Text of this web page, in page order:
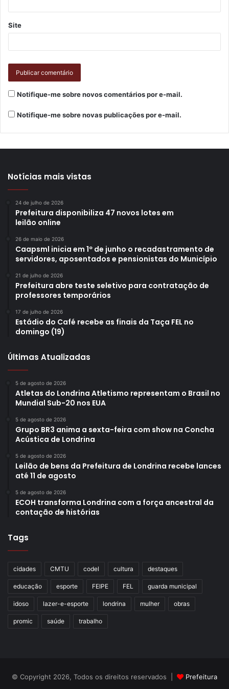
Divulgação
receber o festival em Londrina:
Amadeus da Paranaguá
Angeloni
Bodega da Faria Lima
Cão Veio
Distrito 43
Drop the Hop
Inebria
Joao da esquina
Lupulus
Maximo Villa
Mercado Guanabara
Pizza hut da Madre
Sabor e ar
Site
Notifique-me sobre novos comentários por e-mail.
Notifique-me sobre novas publicações por e-mail.
Notícias mais vistas
24 de julho de 2026
Prefeitura disponibiliza 47 novos lotes em
leilão online
26 de maio de 2026
Caapsml inicia em 1º de junho o recadastramento de
servidores, aposentados e pensionistas do Município
21 de julho de 2026
Prefeitura abre teste seletivo para contratação de
professores temporários
17 de julho de 2026
Estádio do Café recebe as finais da Taça FEL no
domingo (19)
Últimas Atualizadas
5 de agosto de 2026
Atletas do Londrina Atletismo representam o Brasil no
Mundial Sub-20 nos EUA
5 de agosto de 2026
Grupo BR3 anima a sexta-feira com show na Concha
Acústica de Londrina
5 de agosto de 2026
Leilão de bens da Prefeitura de Londrina recebe lances
até 11 de agosto
5 de agosto de 2026
ECOH transforma Londrina com a força ancestral da
contação de histórias
Tags
cidades CMTU codel cultura destaques
educação esporte FEIPE FEL guarda municipal
idoso lazer-e-esporte londrina mulher obras
promic saúde trabalho
© Copyright 2026, Todos os direitos reservados |
Prefeitura